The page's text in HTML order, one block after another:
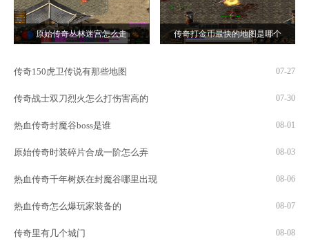
原始传奇丛林迷宫怎么走 传奇打金币最快的地图是哪个
传奇150虎卫传说有那些地图 07-27
传奇战士双刀烈火怎么打伤害高的 07-30
热血传奇封魔谷boss是谁 08-01
原始传奇时装碎片合成一阶怎么弄 08-03
热血传奇千年树妖在封魔谷哪里出现 08-06
热血传奇怎么爆玩家装备的 08-07
传奇里有几个城门 08-08